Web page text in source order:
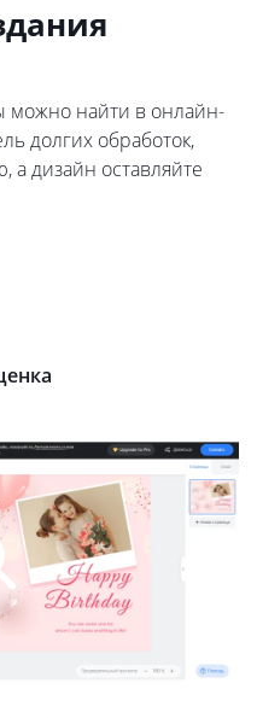
можно найти в онлайн-
долгих обработок,
дизайн оставляйте